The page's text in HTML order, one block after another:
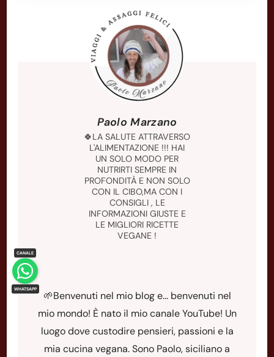
Paolo Marzano
🍀LA SALUTE ATTRAVERSO
L'ALIMENTAZIONE !!! HAI
UN SOLO MODO PER
NUTRIRTI SEMPRE IN
PROFONDITÀ E NON SOLO
CON IL CIBO,MA CON I
CONSIGLI , LE
INFORMAZIONI GIUSTE E
LE MIGLIORI RICETTE
VEGANE !
🌱Benvenuti nel mio blog e... benvenuti nel
mio mondo! È nato il mio canale YouTube! Un
luogo dove custodire pensieri, passioni e la
mia cucina vegana. Sono Paolo, siciliano a